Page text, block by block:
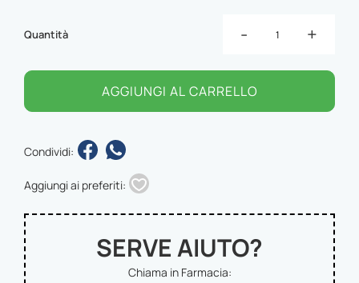
Quantità - +
AGGIUNGI AL CARRELLO
Condividi:
Aggiungi ai preferiti:
SERVE AIUTO?
Chiama in Farmacia: